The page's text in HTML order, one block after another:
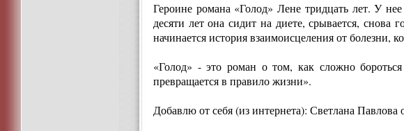
Героине романа «Голод» Лене тридцать лет. У
десяти лет она сидит на диете, срывается,
начинается история взаимоисцеления от болезни,
«Голод» - это роман о том, как сложно
превращается в правило жизни».
Добавлю от себя (из интернета): Светлана